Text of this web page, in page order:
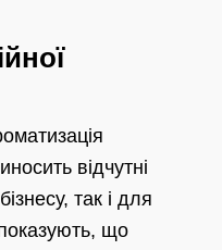
відчутні
так і для
що